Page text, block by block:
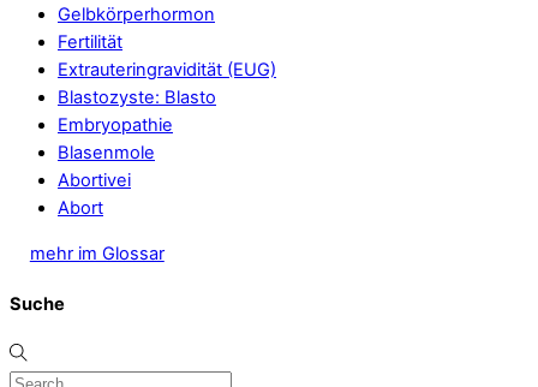
Gelbkörperhormon
Fertilität
Extrauteringravidität (EUG)
Blastozyste: Blasto
Embryopathie
Blasenmole
Abortivei
Abort
mehr im Glossar
Suche